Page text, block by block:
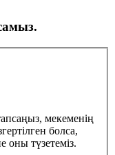
мекеменің
болса,
оны түзетеміз.